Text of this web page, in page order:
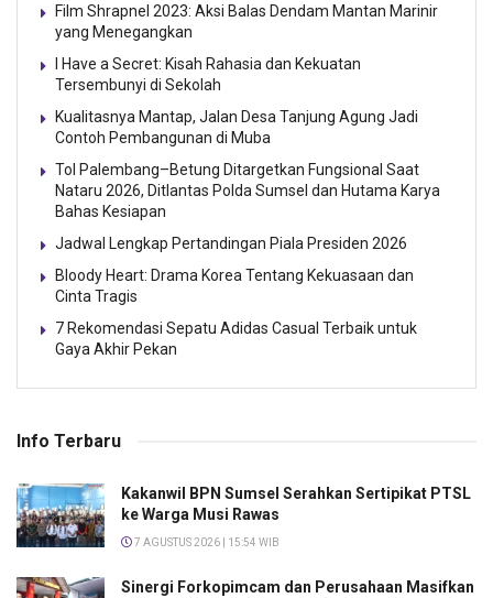
Film Shrapnel 2023: Aksi Balas Dendam Mantan Marinir
yang Menegangkan
I Have a Secret: Kisah Rahasia dan Kekuatan
Tersembunyi di Sekolah
Kualitasnya Mantap, Jalan Desa Tanjung Agung Jadi
Contoh Pembangunan di Muba
Tol Palembang–Betung Ditargetkan Fungsional Saat
Nataru 2026, Ditlantas Polda Sumsel dan Hutama Karya
Bahas Kesiapan
Jadwal Lengkap Pertandingan Piala Presiden 2026
Bloody Heart: Drama Korea Tentang Kekuasaan dan
Cinta Tragis
7 Rekomendasi Sepatu Adidas Casual Terbaik untuk
Gaya Akhir Pekan
Info Terbaru
Kakanwil BPN Sumsel Serahkan Sertipikat PTSL
ke Warga Musi Rawas
7 AGUSTUS 2026 | 15:54 WIB
Sinergi Forkopimcam dan Perusahaan Masifkan